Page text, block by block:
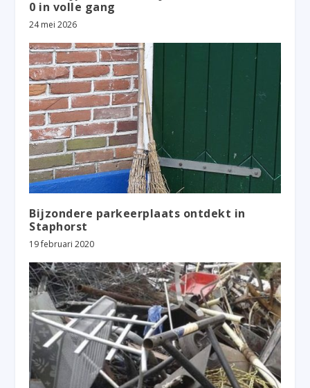
0 in volle gang
24 mei 2026
Bijzondere parkeerplaats ontdekt in
Staphorst
19 februari 2020